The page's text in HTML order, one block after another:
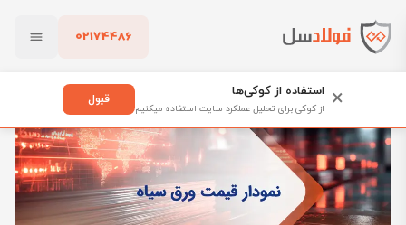
02174486
پاک کردن
فولادسل
تحلیل نمودار قیمت ورق سیاه: عوامل مؤثر و روندهای بازار
× استفاده از کوکی‌ها
از کوکی برای تحلیل عملکرد سایت استفاده میکنیم
قبول